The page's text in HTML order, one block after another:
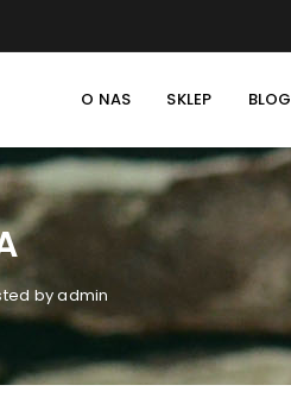
O NAS SKLEP BLOG
by admin